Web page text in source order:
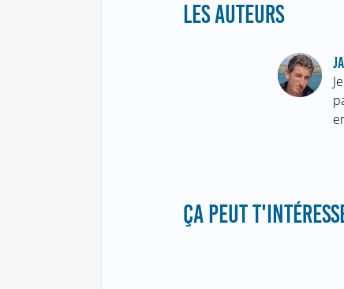
LES AUTEURS
ÇA PEUT